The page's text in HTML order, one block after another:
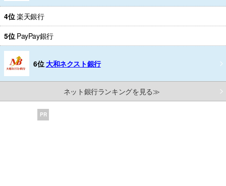
4位楽天銀行
5位 PayPay銀行
6位 大和ネクスト銀行
ネット銀行ランキングを見る≫
PR